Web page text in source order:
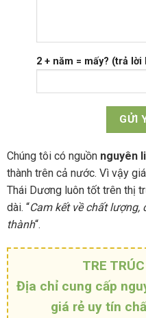
2 + năm = mấy? (trả lời
Chúng tôi có nguồn nguyên
thành trên cả nước. Vì vậy giá
Thái Dương luôn tốt trên thị
dài. “Cam kết về chất
thành“.
TRE
Địa chỉ cung cấp
giá rẻ uy tín